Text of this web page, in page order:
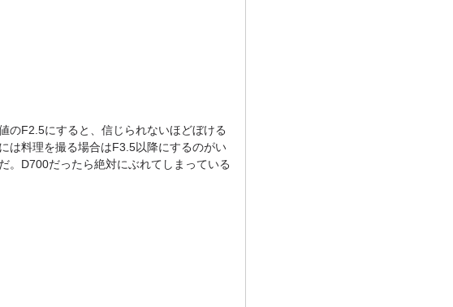
のF2.5にすると、信じられないほどぼける
は料理を撮る場合はF3.5以降にするのがい
。D700だったら絶対にぶれてしまっている